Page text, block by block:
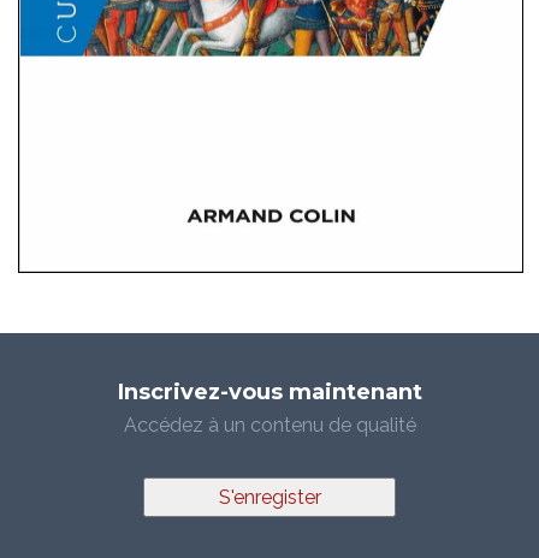
Inscrivez-vous maintenant
Accédez à un contenu de qualité
S'enregister